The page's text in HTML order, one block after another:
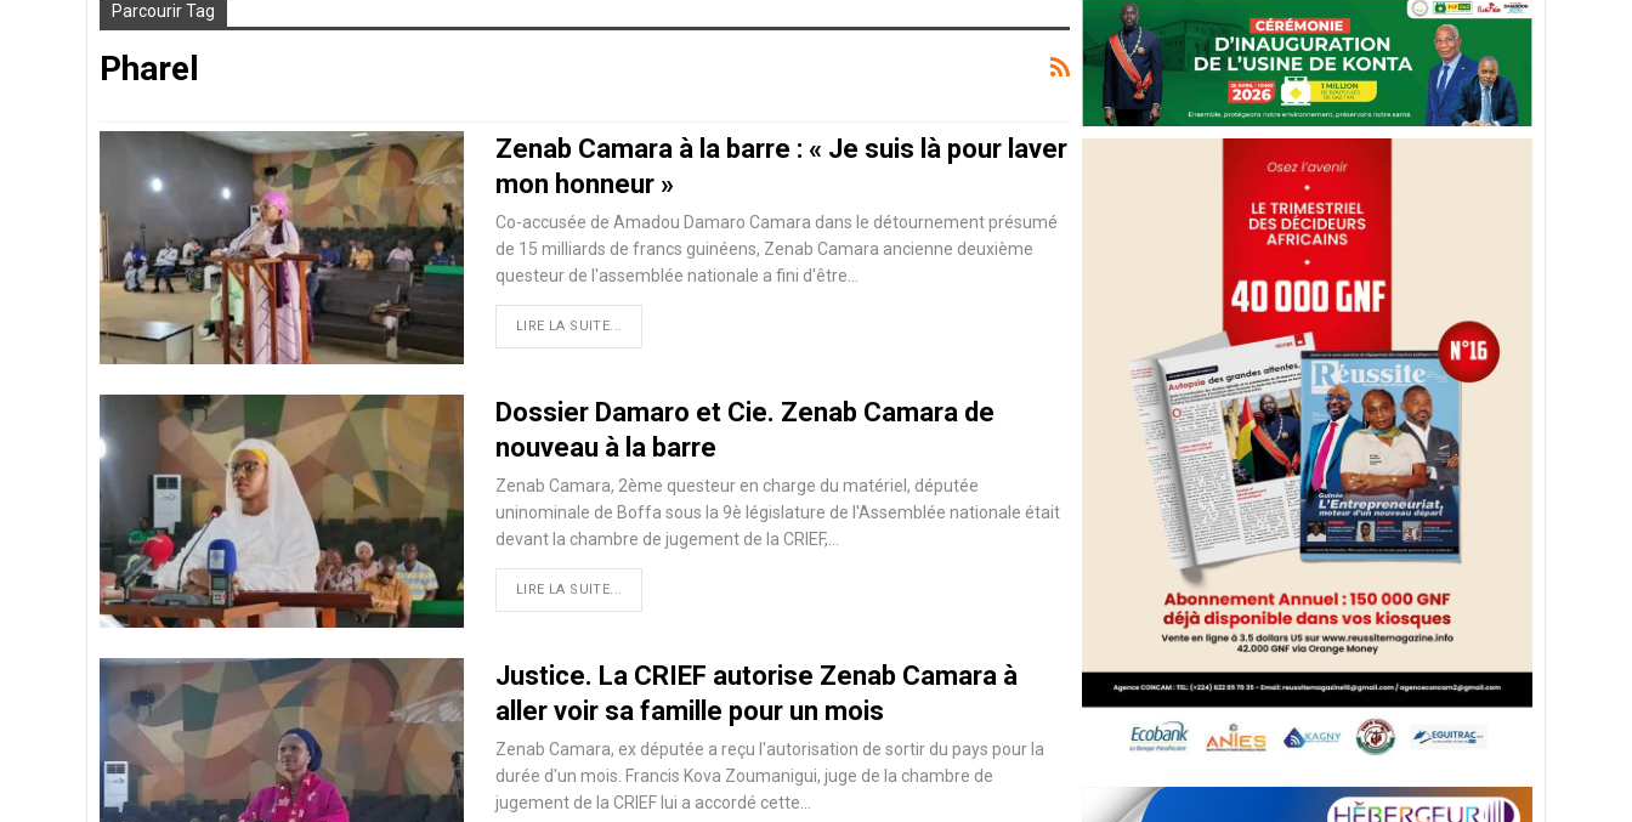
Parcourir Tag
Pharel
Zenab Camara à la barre : « Je suis là pour laver
mon honneur »
Co-accusée de Amadou Damaro Camara dans le détournement présumé
de 15 milliards de francs guinéens, Zenab Camara ancienne deuxième
questeur de l'assemblée nationale a fini d'être…
LIRE LA SUITE...
Dossier Damaro et Cie. Zenab Camara de
nouveau à la barre
Zenab Camara, 2ème questeur en charge du matériel, députée
uninominale de Boffa sous la 9è législature de l'Assemblée nationale était
devant la chambre de jugement de la CRIEF,…
LIRE LA SUITE...
Justice. La CRIEF autorise Zenab Camara à
aller voir sa famille pour un mois
Zenab Camara, ex députée a reçu l'autorisation de sortir du pays pour la
durée d'un mois. Francis Kova Zoumanigui, juge de la chambre de
jugement de la CRIEF lui a accordé cette…